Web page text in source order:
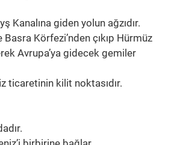
Kanalına giden yolun ağzıdır.
Basra Körfezi’nden çıkıp Hürmüz
Avrupa’ya gidecek gemiler
ticaretinin kilit noktasıdır.